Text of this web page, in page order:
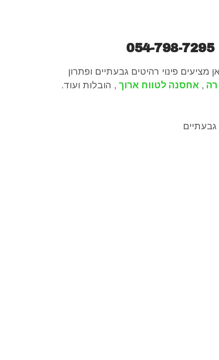
054-798-7295
מציעים פינוי רהיטים גבעתיים ופתרון
, אחסנה לטווח ארוך, הובלות ועוד.